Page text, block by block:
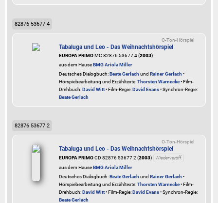
82876 53677 4
O-Ton-Hörspiel
Tabaluga und Leo - Das Weihnachtshörspiel
EUROPA PRIMOMC 82876 53677 4 (2003)
aus dem HauseBMG Ariola Miller
Deutsches Dialogbuch:Beate Gerlach und Rainer Gerlach •
Hörspiebearbeitung und Erzähltexte:Thorsten Warnecke• Film-
Drehbuch:David Witt• Film-Regie:David Evans• Synchron-Regie:
Beate Gerlach
82876 53677 2
O-Ton-Hörspiel
Tabaluga und Leo - Das Weihnachtshörspiel
EUROPA PRIMOCD 82876 53677 2 (2003)
Wiederveröff.
aus dem HauseBMG Ariola Miller
Deutsches Dialogbuch:Beate Gerlach und Rainer Gerlach •
Hörspiebearbeitung und Erzähltexte:Thorsten Warnecke• Film-
Drehbuch:David Witt• Film-Regie:David Evans• Synchron-Regie:
Beate Gerlach